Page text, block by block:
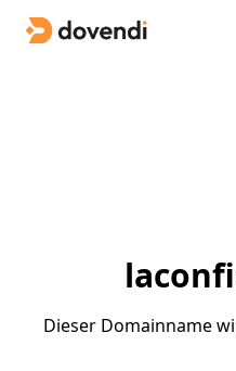
Dieser Domainname